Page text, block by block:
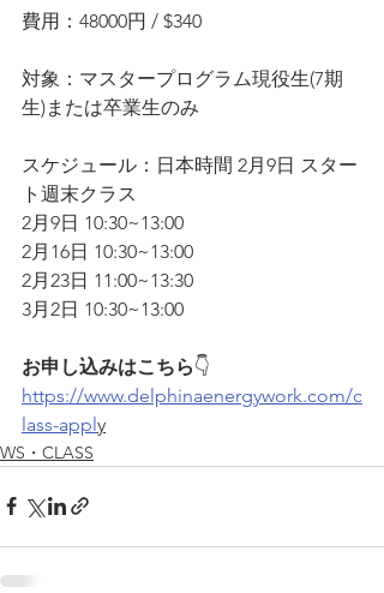
費用：48000円 / $340
対象：マスタープログラム現役生(7期
生)または卒業生のみ
スケジュール：日本時間 2月9日 スター
ト週末クラス
2月9日 10:30~13:00
2月16日 10:30~13:00
2月23日 11:00~13:30
3月2日 10:30~13:00
お申し込みはこちら👇
https://www.delphinaenergywork.com/c
lass-apply
WS・CLASS